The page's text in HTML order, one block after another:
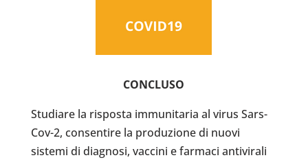
CONCLUSO
Studiare la risposta immunitaria al virus Sars-
Cov-2, consentire la produzione di nuovi
sistemi di diagnosi, vaccini e farmaci antivirali